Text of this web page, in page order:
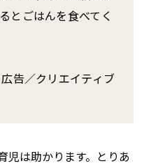
とごはんを食べてく
告／クリエイティブ
児は助かります。とりあ